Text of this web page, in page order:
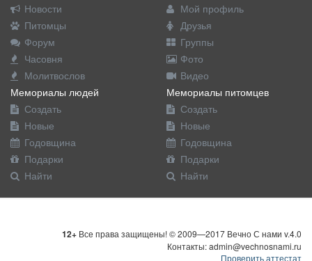
Новости
Питомцы
Форум
Часовня
Молитвослов
Мой профиль
Друзья
Группы
Фото
Видео
Мемориалы людей
Создать
Новые
Годовщина
Подарки
Найти
Мемориалы питомцев
Создать
Новые
Годовщина
Подарки
Найти
12+ Все права защищены! © 2009—2017 Вечно С нами v.4.0
Контакты: admin@vechnosnami.ru
Проверить аттестат